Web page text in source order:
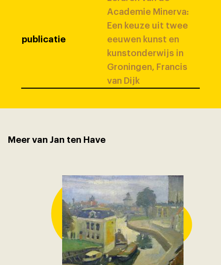
publicatie
Academie Minerva:
Een keuze uit twee
eeuwen kunst en
kunstonderwijs in
Groningen, Francis
van Dijk
Meer van Jan ten Have